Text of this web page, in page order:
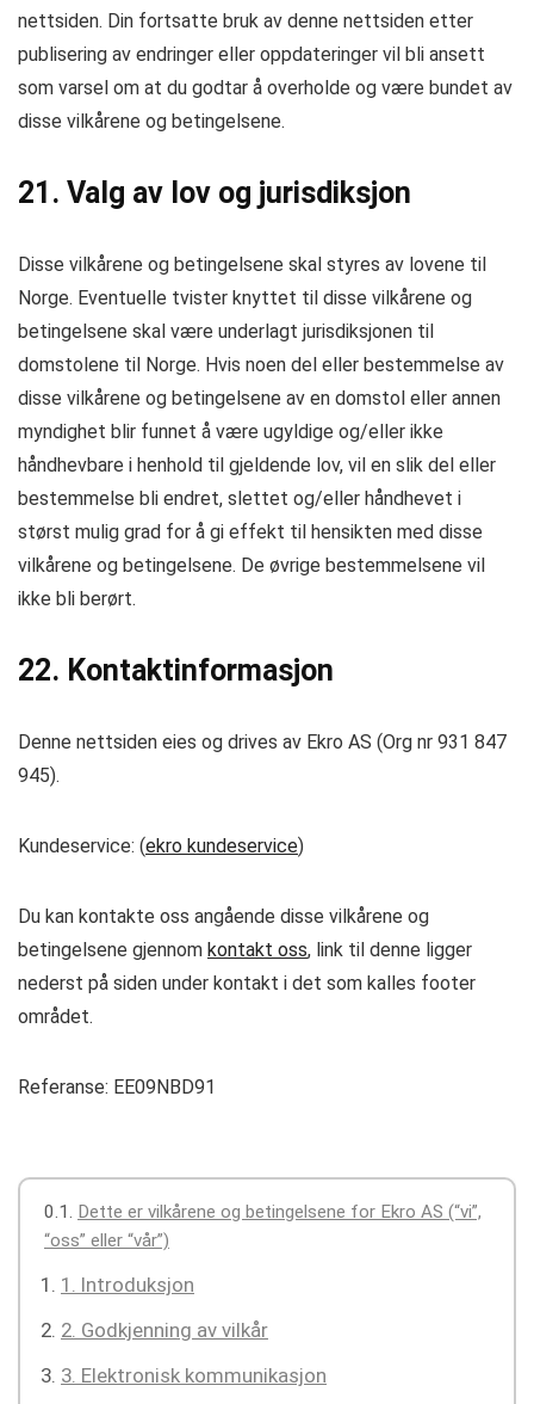
nettsiden. Din fortsatte bruk av denne nettsiden etter
publisering av endringer eller oppdateringer vil bli ansett
som varsel om at du godtar å overholde og være bundet av
disse vilkårene og betingelsene.
21. Valg av lov og jurisdiksjon
Disse vilkårene og betingelsene skal styres av lovene til
Norge. Eventuelle tvister knyttet til disse vilkårene og
betingelsene skal være underlagt jurisdiksjonen til
domstolene til Norge. Hvis noen del eller bestemmelse av
disse vilkårene og betingelsene av en domstol eller annen
myndighet blir funnet å være ugyldige og/eller ikke
håndhevbare i henhold til gjeldende lov, vil en slik del eller
bestemmelse bli endret, slettet og/eller håndhevet i
størst mulig grad for å gi effekt til hensikten med disse
vilkårene og betingelsene. De øvrige bestemmelsene vil
ikke bli berørt.
22. Kontaktinformasjon
Denne nettsiden eies og drives av Ekro AS (Org nr 931 847
945).
Kundeservice: (ekro kundeservice)
Du kan kontakte oss angående disse vilkårene og
betingelsene gjennom kontakt oss, link til denne ligger
nederst på siden under kontakt i det som kalles footer
området.
Referanse: EE09NBD91
Dette er vilkårene og betingelsene for Ekro AS (“vi”,
“oss” eller “vår”)
1. Introduksjon
2. Godkjenning av vilkår
3. Elektronisk kommunikasjon